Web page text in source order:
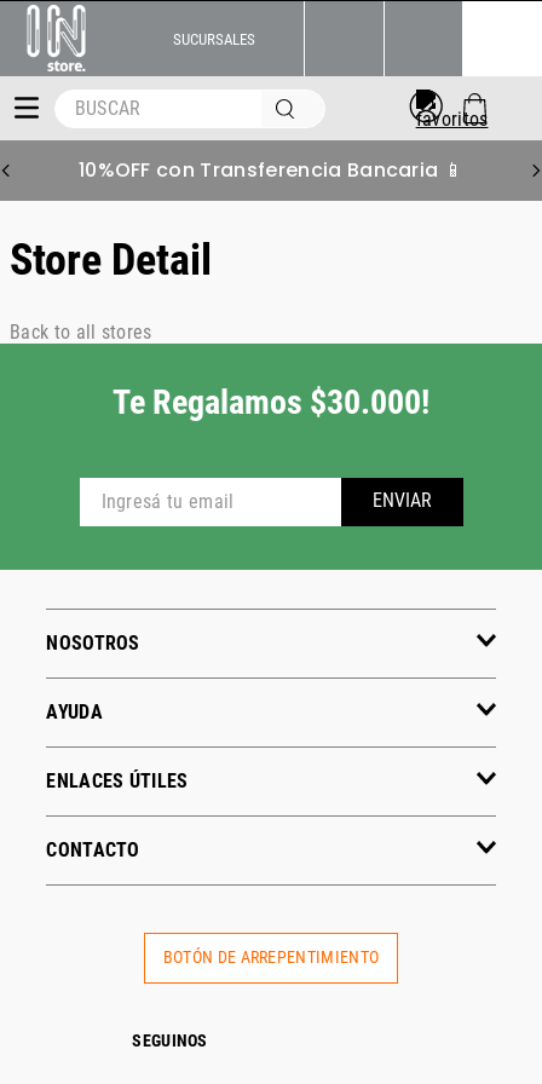
SUCURSALES
BUSCAR
10%OFF con Transferencia Bancaria 📱
Store Detail
Back to all stores
Te Regalamos $30.000!
ENVIAR
NOSOTROS
AYUDA
ENLACES ÚTILES
CONTACTO
BOTÓN DE ARREPENTIMIENTO
SEGUINOS